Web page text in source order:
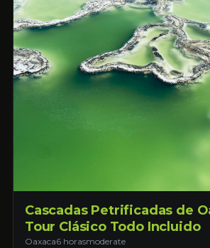
Cascadas Petrificadas de
Tour Clásico Todo Incluido
Oaxaca6 horasmoderate